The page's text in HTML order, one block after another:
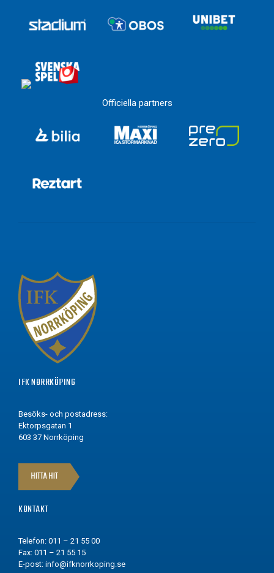
Officiella partners
IFK NORRKÖPING
Besöks- och postadress:
Ektorpsgatan 1
603 37 Norrköping
HITTA HIT
KONTAKT
Telefon: 011 – 21 55 00
Fax: 011 – 21 55 15
E-post: info@ifknorrkoping.se